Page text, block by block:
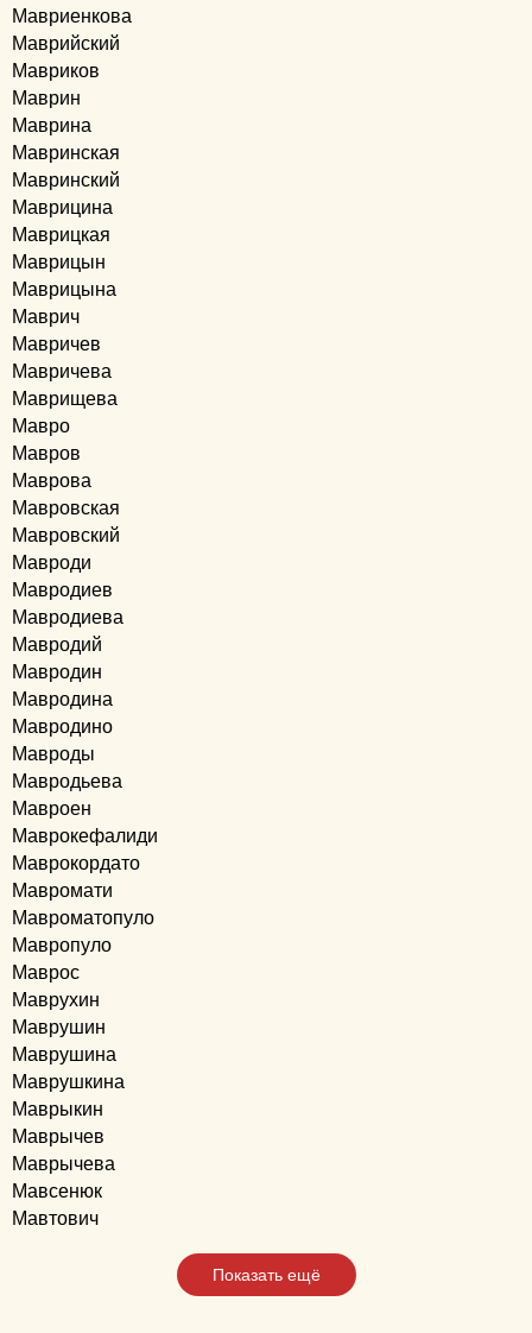
Мавриенкова
Маврийский
Мавриков
Маврин
Маврина
Мавринская
Мавринский
Маврицина
Маврицкая
Маврицын
Маврицына
Маврич
Мавричев
Мавричева
Маврищева
Мавро
Мавров
Маврова
Мавровская
Мавровский
Мавроди
Мавродиев
Мавродиева
Мавродий
Мавродин
Мавродина
Мавродино
Мавроды
Мавродьева
Мавроен
Маврокефалиди
Маврокордато
Мавромати
Мавроматопуло
Мавропуло
Маврос
Маврухин
Маврушин
Маврушина
Маврушкина
Маврыкин
Маврычев
Маврычева
Мавсенюк
Мавтович
Показать ещё